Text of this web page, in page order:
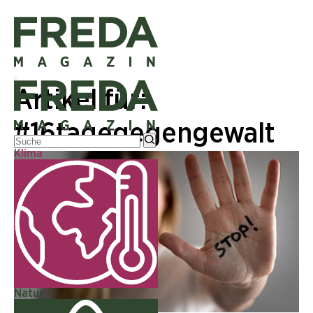
Klima
Natur
Artikel für:
#16tagegegengewalt